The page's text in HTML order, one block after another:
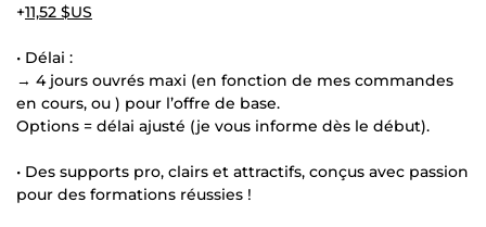
+11,52 $US
• Délai :
→ 4 jours ouvrés maxi (en fonction de mes commandes
en cours, ou ) pour l’offre de base.
Options = délai ajusté (je vous informe dès le début).
• Des supports pro, clairs et attractifs, conçus avec passion
pour des formations réussies !